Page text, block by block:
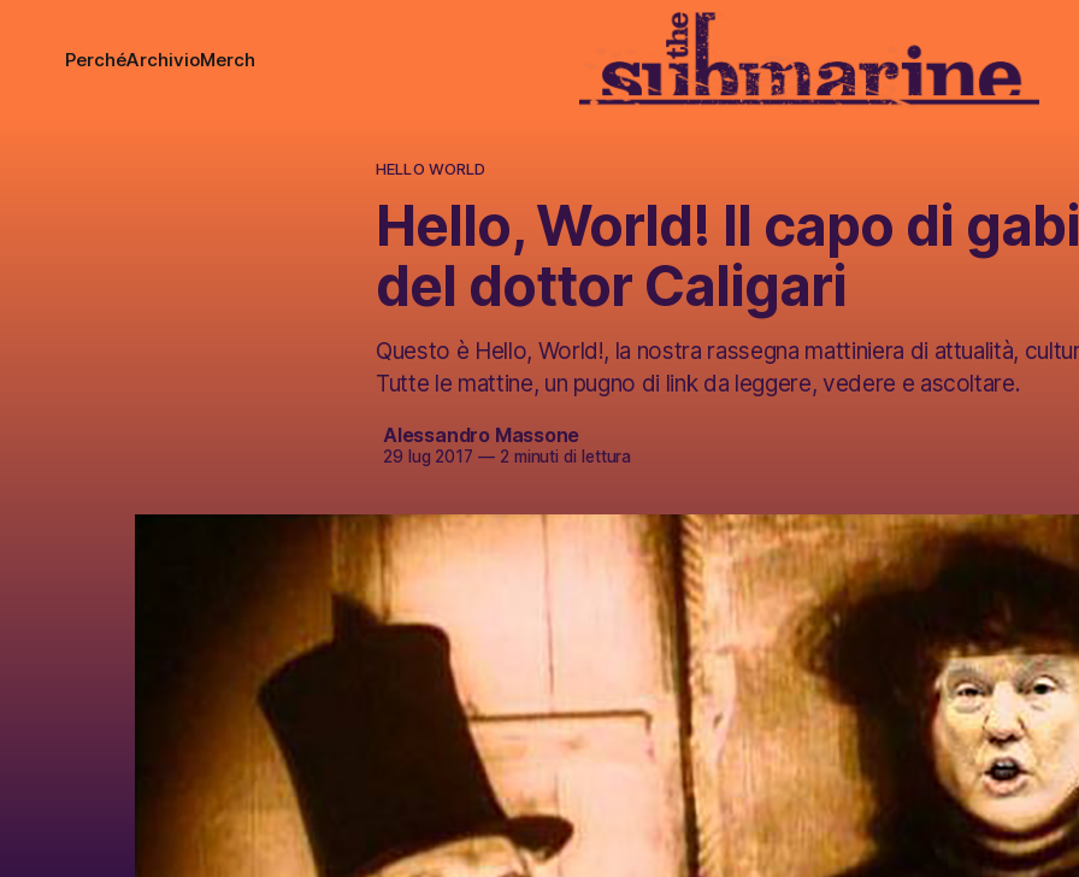
PerchéArchivioMerch
HELLO WORLD
Hello, World! Il capo di
del dottor Caligari
Questo è Hello, World!, la nostra rassegna mattiniera di attualità,
Tutte le mattine, un pugno di link da leggere, vedere e ascoltare.
Alessandro Massone
29 lug 2017 —2 minuti di lettura